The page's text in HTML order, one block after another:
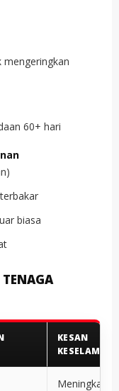
mengeringkan
60+ hari
biasa
KESAN